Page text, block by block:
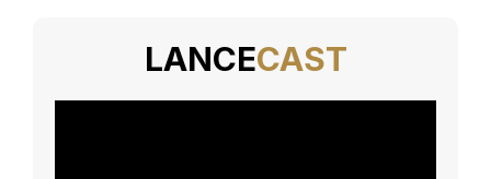
LANCECAST